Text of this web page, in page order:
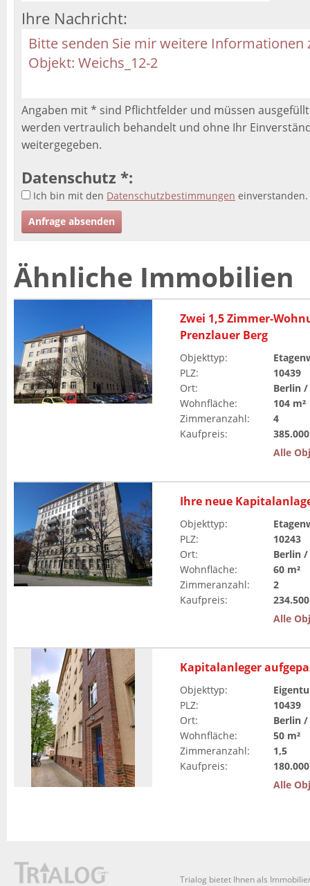
Ihre Nachricht:
Angaben mit * sind Pflichtfelder und müssen
werden vertraulich behandelt und ohne Ihr
weitergegeben.
Datenschutz *:
Ich bin mit den Datenschutzbestimmungen einverstanden.
Ähnliche Immobilien
Zwei 1,5 Zimmer-
Prenzlauer Berg
Objekttyp:
PLZ:
10439
Ort:
Berlin /
Wohnfläche:
104 m²
Zimmeranzahl:
4
Kaufpreis:
Alle
Ihre neue
Objekttyp:
PLZ:
10243
Ort:
Berlin
Wohnfläche:
60 m²
Zimmeranzahl:
2
Kaufpreis:
Alle
Kapitalanleger
Objekttyp:
PLZ:
10439
Ort:
Berlin /
Wohnfläche:
50 m²
Zimmeranzahl:
1,5
Kaufpreis:
Alle
Trialog bietet Ihnen als